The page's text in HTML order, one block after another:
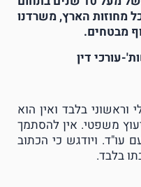
מחוזות הארץ, משרדנו
מבטחים.
עורכי דין
בלבד ואין הוא
משפטי. אין להסתמך
עו"ד. ויודגש כי הכתוב
בלבד.